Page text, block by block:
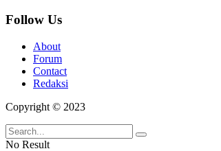
Follow Us
About
Forum
Contact
Redaksi
Copyright © 2023
No Result